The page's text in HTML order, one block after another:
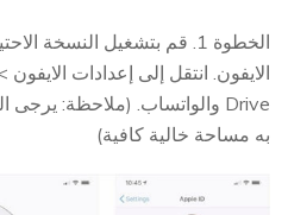
به مساحة خالية كافية)